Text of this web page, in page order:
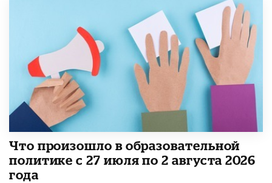
​Что произошло в образовательной
политике с 27 июля по 2 августа 2026
года